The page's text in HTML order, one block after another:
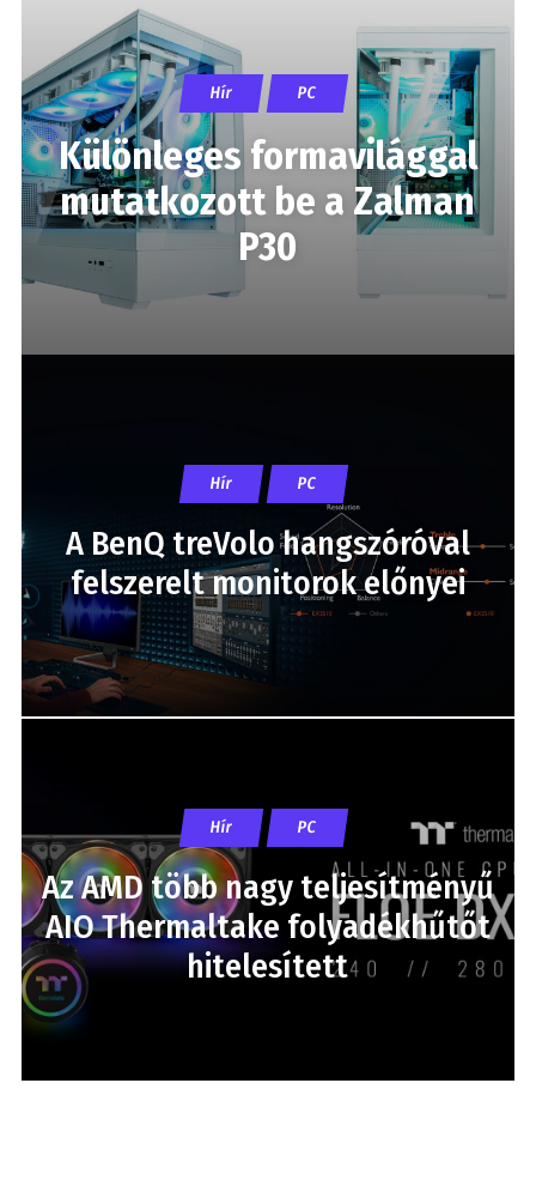
Hír PC
Különleges formavilággal
mutatkozott be a Zalman
P30
Hír PC
A BenQ treVolo hangszóróval
felszerelt monitorok előnyei
Hír PC
Az AMD több nagy teljesítményű
AIO Thermaltake folyadékhűtőt
hitelesített